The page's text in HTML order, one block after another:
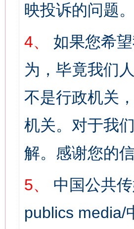
映投诉的问题。
4、
如果您希
为，毕竟我们
不是行政机关
机关。对于我
解。感谢您的
5、
中国公共
publics media/